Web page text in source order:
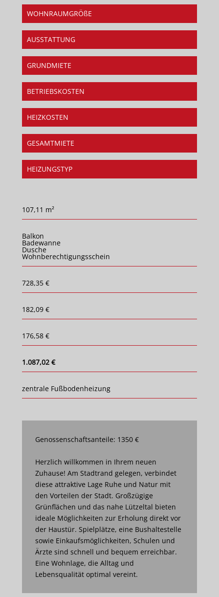
WOHNRAUMGRÖßE
AUSSTATTUNG
GRUNDMIETE
BETRIEBSKOSTEN
HEIZKOSTEN
GESAMTMIETE
HEIZUNGSTYP
107,11 m²
Balkon
Badewanne
Dusche
Wohnberechtigungsschein
728,35 €
182,09 €
176,58 €
1.087,02 €
zentrale Fußbodenheizung
Genossenschaftsanteile: 1350 €
Herzlich willkommen in Ihrem neuen
Zuhause! Am Stadtrand gelegen, verbindet
diese attraktive Lage Ruhe und Natur mit
den Vorteilen der Stadt. Großzügige
Grünflächen und das nahe Lützeltal bieten
ideale Möglichkeiten zur Erholung direkt vor
der Haustür. Spielplätze, eine Bushaltestelle
sowie Einkaufsmöglichkeiten, Schulen und
Ärzte sind schnell und bequem erreichbar.
Eine Wohnlage, die Alltag und
Lebensqualität optimal vereint.